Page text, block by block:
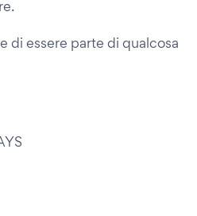
di essere parte di qualcosa